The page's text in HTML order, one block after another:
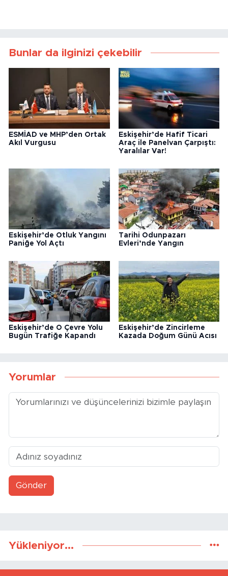
Bunlar da ilginizi çekebilir
ESMİAD ve MHP’den Ortak
Akıl Vurgusu
Eskişehir’de Hafif Ticari
Araç ile Panelvan Çarpıştı:
Yaralılar Var!
Eskişehir’de Otluk Yangını
Paniğe Yol Açtı
Tarihi Odunpazarı
Evleri’nde Yangın
Eskişehir’de O Çevre Yolu
Bugün Trafiğe Kapandı
Eskişehir’de Zincirleme
Kazada Doğum Günü Acısı
Yorumlar
Gönder
Yükleniyor...